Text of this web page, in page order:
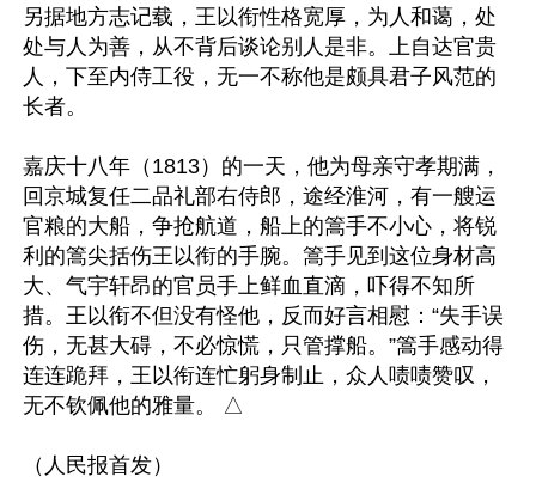
另据地方志记载，王以衔性格宽厚，为人和蔼，处
处与人为善，从不背后谈论别人是非。上自达官贵
人，下至内侍工役，无一不称他是颇具君子风范的
长者。
嘉庆十八年（1813）的一天，他为母亲守孝期满，
回京城复任二品礼部右侍郎，途经淮河，有一艘运
官粮的大船，争抢航道，船上的篙手不小心，将锐
利的篙尖括伤王以衔的手腕。篙手见到这位身材高
大、气宇轩昂的官员手上鲜血直滴，吓得不知所
措。王以衔不但没有怪他，反而好言相慰：“失手误
伤，无甚大碍，不必惊慌，只管撑船。”篙手感动得
连连跪拜，王以衔连忙躬身制止，众人啧啧赞叹，
无不钦佩他的雅量。 △